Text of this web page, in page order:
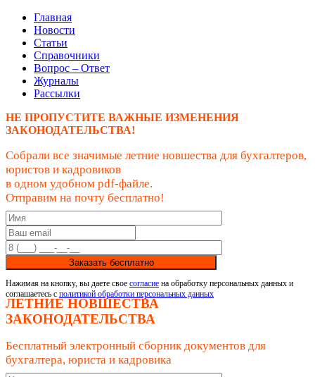
Главная
Новости
Статьи
Справочники
Вопрос – Ответ
Журналы
Рассылки
НЕ ПРОПУСТИТЕ ВАЖНЫЕ ИЗМЕНЕНИЯ
ЗАКОНОДАТЕЛЬСТВА!
Собрали все значимые летние новшества для бухгалтеров,
юристов и кадровиков
в одном удобном pdf-файле.
Отправим на почту бесплатно!
Заказать бесплатно
Нажимая на кнопку, вы даете свое согласие на обработку персональных данных и
соглашаетесь с политикой обработки персональных данных
ЛЕТНИЕ НОВШЕСТВА
ЗАКОНОДАТЕЛЬСТВА
Бесплатный электронный сборник документов для
бухгалтера, юриста и кадровика